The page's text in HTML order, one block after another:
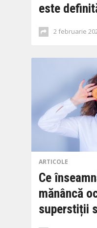
este
2 februarie
ARTICOLE
Ce
mănâncă
superstiții